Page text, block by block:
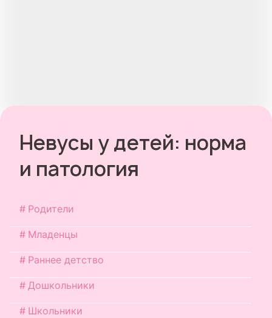
Невусы у детей: норма
и патология
Родители
Младенцы
Раннее детство
Дошкольники
Школьники